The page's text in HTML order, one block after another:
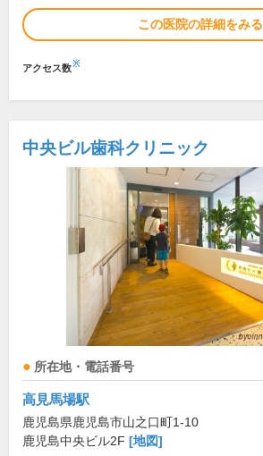
この医院の詳細をみる
アクセス数※
中央ビル歯科クリニック
所在地・電話番号
高見馬場駅
鹿児島県鹿児島市山之口町1-10
鹿児島中央ビル2F [地図]